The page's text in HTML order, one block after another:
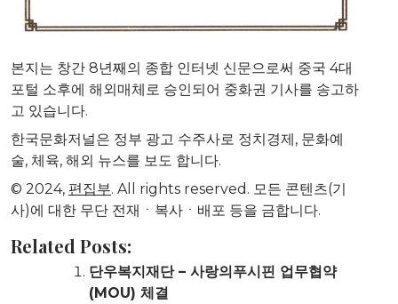
본지는 창간 8년째의 종합 인터넷 신문으로써 중국 4대
포털 소후에 해외매체로 승인되어 중화권 기사를 송고하
고 있습니다.
한국문화저널은 정부 광고 수주사로 정치경제, 문화예
술, 체육, 해외 뉴스를 보도 합니다.
© 2024, 편집부. All rights reserved. 모든 콘텐츠(기
사)에 대한 무단 전재ㆍ복사ㆍ배포 등을 금합니다.
Related Posts:
단우복지재단 – 사랑의푸시핀 업무협약
(MOU) 체결